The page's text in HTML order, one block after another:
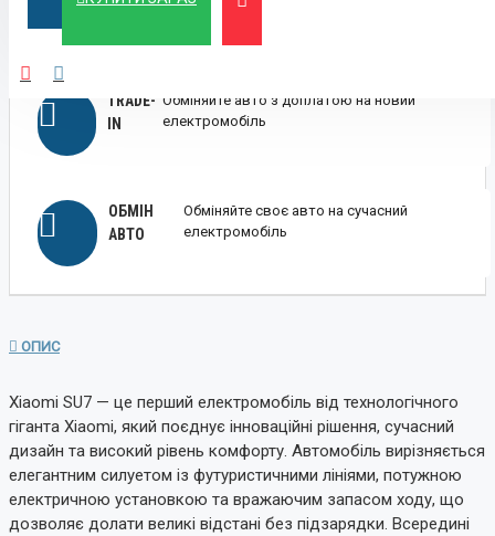
TRADE-
IN
Обміняйте авто з доплатою на новий
електромобіль
ОБМІН
АВТО
Обміняйте своє авто на сучасний
електромобіль
ОПИС
Xiaomi SU7 — це перший електромобіль від технологічного
гіганта Xiaomi, який поєднує інноваційні рішення, сучасний
дизайн та високий рівень комфорту. Автомобіль вирізняється
елегантним силуетом із футуристичними лініями, потужною
електричною установкою та вражаючим запасом ходу, що
дозволяє долати великі відстані без підзарядки. Всередині